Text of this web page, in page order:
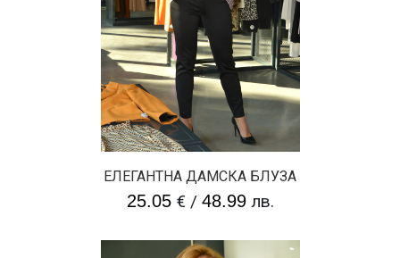
ЕЛЕГАНТНА ДАМСКА БЛУЗА
25.05€/ 48.99лв.